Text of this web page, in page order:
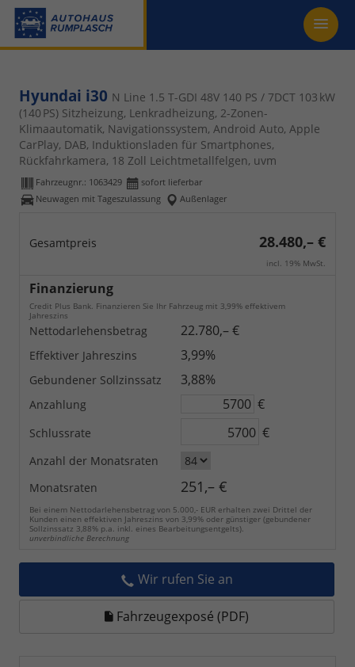
Hyundai i30 N Line 1.5 T-GDI 48V 140 PS / 7DCT 103 kW
(140 PS) Sitzheizung, Lenkradheizung, 2-Zonen-
Klimaautomatik, Navigationssystem, Android Auto, Apple
CarPlay, DAB, Induktionsladen für Smartphones,
Rückfahrkamera, 18 Zoll Leichtmetallfelgen, uvm
Fahrzeugnr.: 1063429
sofort lieferbar
Neuwagen mit Tageszulassung
Außenlager
Gesamtpreis 28.480,– €
incl. 19% MwSt.
Finanzierung
Credit Plus Bank. Finanzieren Sie Ihr Fahrzeug mit 3,99% effektivem
Jahreszins
Nettodarlehensbetrag 22.780,– €
Effektiver Jahreszins 3,99%
Gebundener Sollzinssatz 3,88%
Anzahlung €
Schlussrate €
Anzahl der Monatsraten
Monatsraten
251,– €
Bei einem Nettodarlehensbetrag von 5.000,- EUR erhalten zwei Drittel der
Kunden einen effektiven Jahreszins von 3,99% oder günstiger (gebundener
Sollzinssatz 3,88% p.a. inkl. eines Bearbeitungsentgelts).
unverbindliche Berechnung
Wir rufen Sie an
Fahrzeugexposé (PDF)